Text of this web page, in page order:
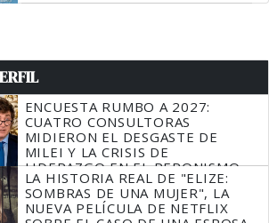
ENCUESTA RUMBO A 2027:
CUATRO CONSULTORAS
MIDIERON EL DESGASTE DE
MILEI Y LA CRISIS DE
LIDERAZGO EN EL PERONISMO
LA HISTORIA REAL DE "ELIZE:
SOMBRAS DE UNA MUJER", LA
NUEVA PELÍCULA DE NETFLIX